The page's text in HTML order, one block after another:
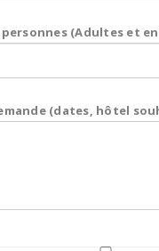
(Adultes et
(dates, hôtel